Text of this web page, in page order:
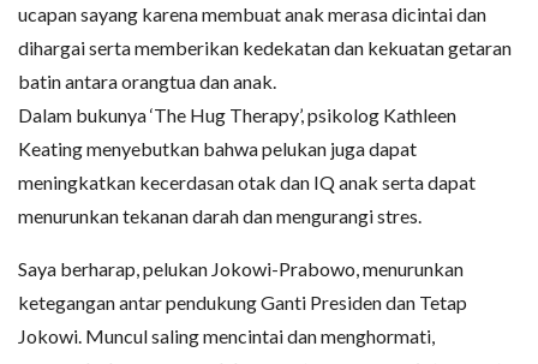
ucapan sayang karena membuat anak merasa dicintai dan
dihargai serta memberikan kedekatan dan kekuatan getaran
batin antara orangtua dan anak.
Dalam bukunya ‘The Hug Therapy’, psikolog Kathleen
Keating menyebutkan bahwa pelukan juga dapat
meningkatkan kecerdasan otak dan IQ anak serta dapat
menurunkan tekanan darah dan mengurangi stres.
Saya berharap, pelukan Jokowi-Prabowo, menurunkan
ketegangan antar pendukung Ganti Presiden dan Tetap
Jokowi. Muncul saling mencintai dan menghormati,